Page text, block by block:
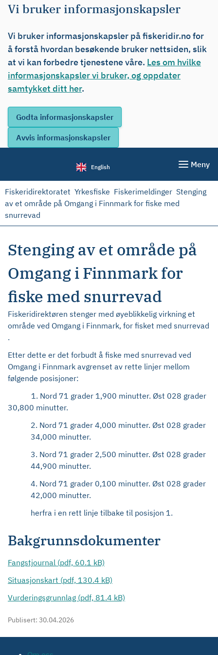
Vi bruker informasjonskapsler
Vi bruker informasjonskapsler på fiskeridir.no for
å forstå hvordan besøkende bruker nettsiden, slik
at vi kan forbedre tjenestene våre. Les om hvilke
informasjonskapsler vi bruker, og oppdater
samtykket ditt her.
English Meny
Fiskeridirektoratet Yrkesfiske Fiskerimeldinger Stenging
av et område på Omgang i Finnmark for fiske med
snurrevad
Stenging av et område på
Omgang i Finnmark for
fiske med snurrevad
Fiskeridirektøren stenger med øyeblikkelig virkning et
område ved Omgang i Finnmark, for fisket med snurrevad
.
Etter dette er det forbudt å fiske med snurrevad ved
Omgang i Finnmark avgrenset av rette linjer mellom
følgende posisjoner:
1. Nord 71 grader 1,900 minutter. Øst 028 grader
30,800 minutter.
2. Nord 71 grader 4,000 minutter. Øst 028 grader
34,000 minutter.
3. Nord 71 grader 2,500 minutter. Øst 028 grader
44,900 minutter.
4. Nord 71 grader 0,100 minutter. Øst 028 grader
42,000 minutter.
herfra i en rett linje tilbake til posisjon 1.
Bakgrunnsdokumenter
Fangstjournal (pdf, 60.1 kB)
Situasjonskart (pdf, 130.4 kB)
Vurderingsgrunnlag (pdf, 81.4 kB)
Publisert: 30.04.2026